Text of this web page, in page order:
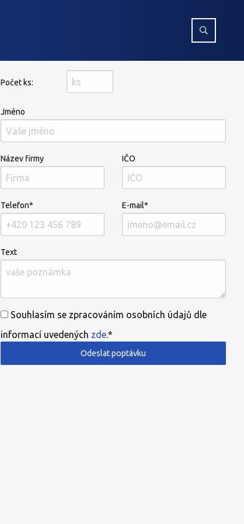
Počet ks:
Jméno
Název firmy IČO
Telefon* E-mail*
Text
Souhlasím se zpracováním osobních údajů dle
informací uvedených zde.*